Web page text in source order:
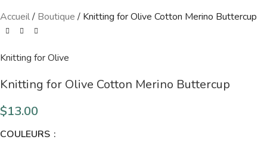
Accueil/ Boutique / Knitting for Olive Cotton Merino Buttercup
Knitting for Olive
Knitting for Olive Cotton Merino Buttercup
$13.00
COULEURS